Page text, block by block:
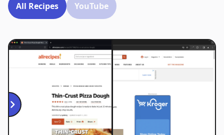
All Recipes YouTube